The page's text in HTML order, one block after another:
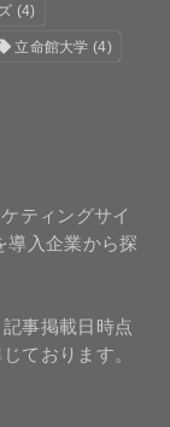
(4)
立命館大学 (4)
ティングサイ
導入企業から探
事掲載日時点
ております。